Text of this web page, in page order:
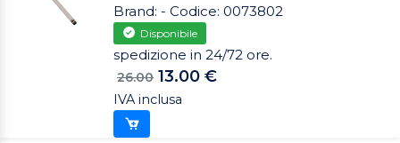
Brand: - Codice: 0073802
Disponibile
spedizione in 24/72 ore.
26.00 13.00 €
IVA inclusa